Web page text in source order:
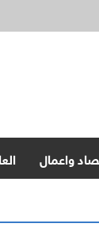
واعمال